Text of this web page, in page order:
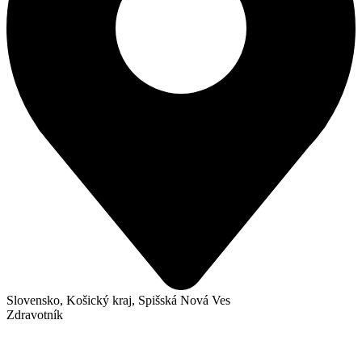
Slovensko, Košický kraj, Spišská Nová Ves
Zdravotník